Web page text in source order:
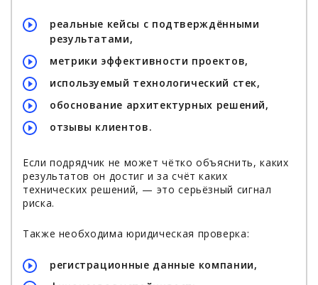
реальные кейсы с подтверждёнными
результатами,
метрики эффективности проектов,
используемый технологический стек,
обоснование архитектурных решений,
отзывы клиентов.
Если подрядчик не может чётко объяснить, каких
результатов он достиг и за счёт каких
технических решений, — это серьёзный сигнал
риска.
Также необходима юридическая проверка:
регистрационные данные компании,